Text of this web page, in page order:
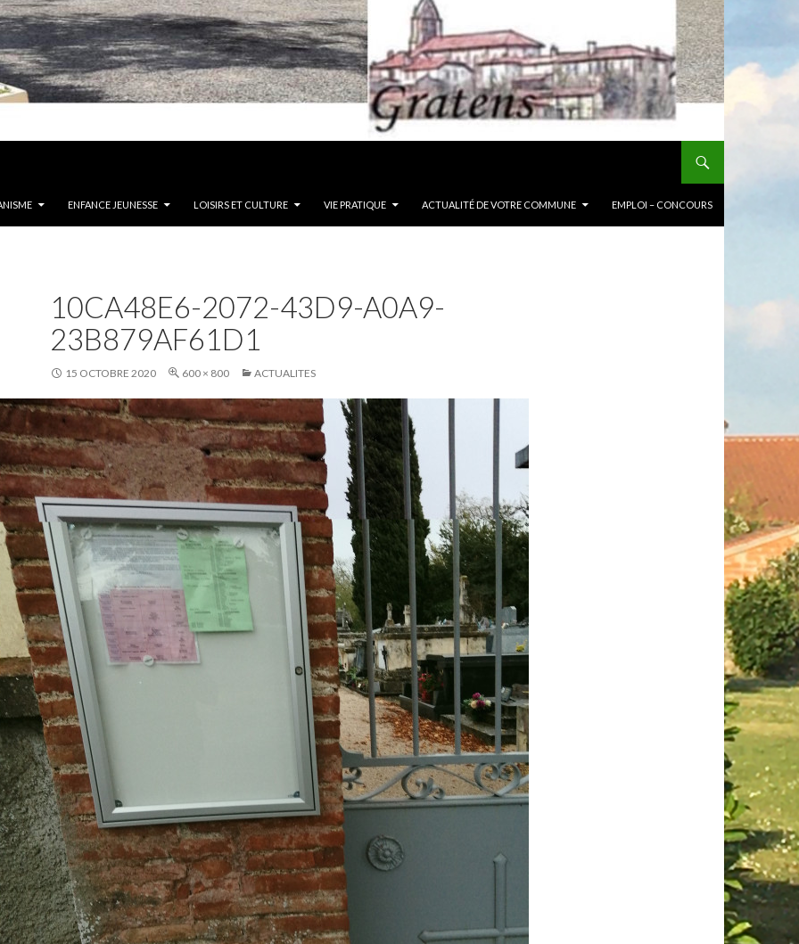
ENFANCE JEUNESSE LOISIRS ET CULTURE VIE PRATIQUE ACTUALITÉ DE VOTRE COMMUNE EMPLOI – CONCOURS
10CA48E6-2072-43D9-A0A9-
23B879AF61D1
15 OCTOBRE 2020 600 × 800 ACTUALITES